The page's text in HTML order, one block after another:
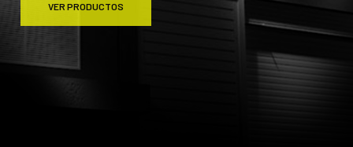
VER PRODUCTOS